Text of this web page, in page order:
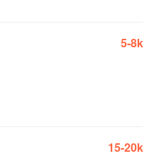
5-8k
15-20k